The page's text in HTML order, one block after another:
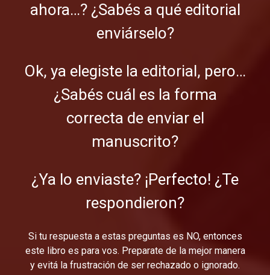
ahora…? ¿Sabés a qué editorial
enviárselo?
Ok, ya elegiste la editorial, pero…
¿Sabés cuál es la forma
correcta de enviar el
manuscrito?
¿Ya lo enviaste? ¡Perfecto! ¿Te
respondieron?
Si tu respuesta a estas preguntas es NO, entonces
este libro es para vos. Preparate de la mejor manera
y evitá la frustración de ser rechazado o ignorado.